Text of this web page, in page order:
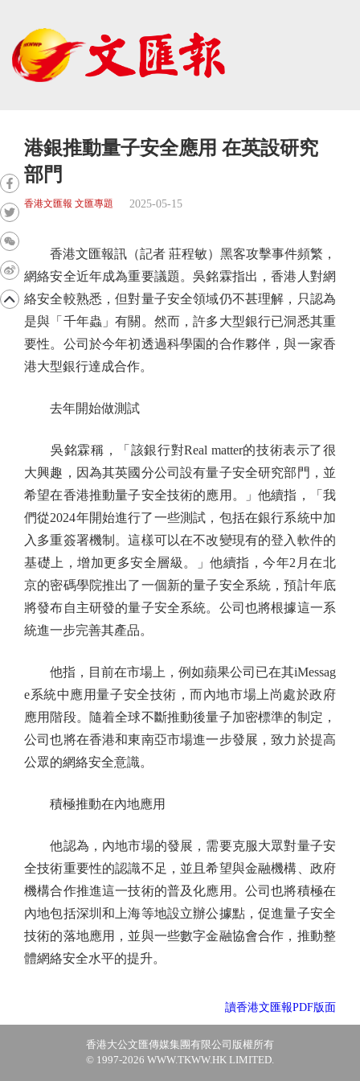
港銀推動量子安全應用 在英設研究
部門
香港文匯報 文匯專題 2025-05-15
香港文匯報訊（記者 莊程敏）黑客攻擊事件頻繁，
網絡安全近年成為重要議題。吳銘霖指出，香港人對網
絡安全較熟悉，但對量子安全領域仍不甚理解，只認為
是與「千年蟲」有關。然而，許多大型銀行已洞悉其重
要性。公司於今年初透過科學園的合作夥伴，與一家香
港大型銀行達成合作。
去年開始做測試
吳銘霖稱，「該銀行對Real matter的技術表示了很
大興趣，因為其英國分公司設有量子安全研究部門，並
希望在香港推動量子安全技術的應用。」他續指，「我
們從2024年開始進行了一些測試，包括在銀行系統中加
入多重簽署機制。這樣可以在不改變現有的登入軟件的
基礎上，增加更多安全層級。」他續指，今年2月在北
京的密碼學院推出了一個新的量子安全系統，預計年底
將發布自主研發的量子安全系統。公司也將根據這一系
統進一步完善其產品。
他指，目前在市場上，例如蘋果公司已在其iMessag
e系統中應用量子安全技術，而內地市場上尚處於政府
應用階段。隨着全球不斷推動後量子加密標準的制定，
公司也將在香港和東南亞市場進一步發展，致力於提高
公眾的網絡安全意識。
積極推動在內地應用
他認為，內地市場的發展，需要克服大眾對量子安
全技術重要性的認識不足，並且希望與金融機構、政府
機構合作推進這一技術的普及化應用。公司也將積極在
內地包括深圳和上海等地設立辦公據點，促進量子安全
技術的落地應用，並與一些數字金融協會合作，推動整
體網絡安全水平的提升。
讀香港文匯報PDF版面
香港大公文匯傳媒集團有限公司版權所有
© 1997-2026 WWW.TKWW.HK LIMITED.